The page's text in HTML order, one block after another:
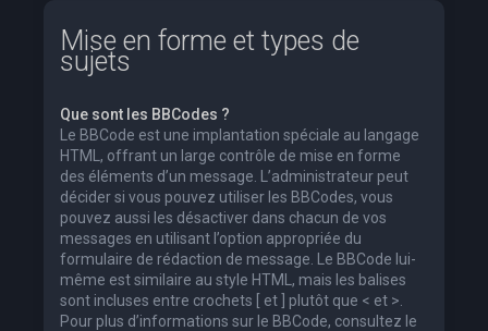
Mise en forme et types de
sujets
Que sont les BBCodes ?
Le BBCode est une implantation spéciale au langage
HTML, offrant un large contrôle de mise en forme
des éléments d’un message. L’administrateur peut
décider si vous pouvez utiliser les BBCodes, vous
pouvez aussi les désactiver dans chacun de vos
messages en utilisant l’option appropriée du
formulaire de rédaction de message. Le BBCode lui-
même est similaire au style HTML, mais les balises
sont incluses entre crochets [ et ] plutôt que < et >.
Pour plus d’informations sur le BBCode, consultez le